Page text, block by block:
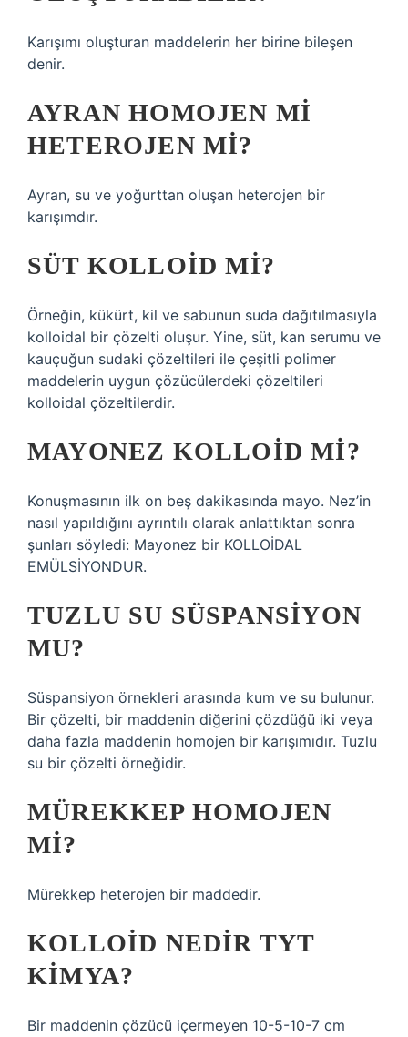
Karışımı oluşturan maddelerin her birine bileşen
denir.
AYRAN HOMOJEN MI
HETEROJEN MI?
Ayran, su ve yoğurttan oluşan heterojen bir
karışımdır.
SÜT KOLLOID MI?
Örneğin, kükürt, kil ve sabunun suda dağıtılmasıyla
kolloidal bir çözelti oluşur. Yine, süt, kan serumu ve
kauçuğun sudaki çözeltileri ile çeşitli polimer
maddelerin uygun çözücülerdeki çözeltileri
kolloidal çözeltilerdir.
MAYONEZ KOLLOID MI?
Konuşmasının ilk on beş dakikasında mayo. Nez’in
nasıl yapıldığını ayrıntılı olarak anlattıktan sonra
şunları söyledi: Mayonez bir KOLLOİDAL
EMÜLSİYONDUR.
TUZLU SU SÜSPANSIYON
MU?
Süspansiyon örnekleri arasında kum ve su bulunur.
Bir çözelti, bir maddenin diğerini çözdüğü iki veya
daha fazla maddenin homojen bir karışımıdır. Tuzlu
su bir çözelti örneğidir.
MÜREKKEP HOMOJEN
MI?
Mürekkep heterojen bir maddedir.
KOLLOID NEDIR TYT
KIMYA?
Bir maddenin çözücü içermeyen 10-5-10-7 cm